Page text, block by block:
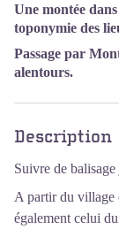
Une montée
toponymie des
Passage par
alentours.
Description
Suivre de
A partir du village
également celui